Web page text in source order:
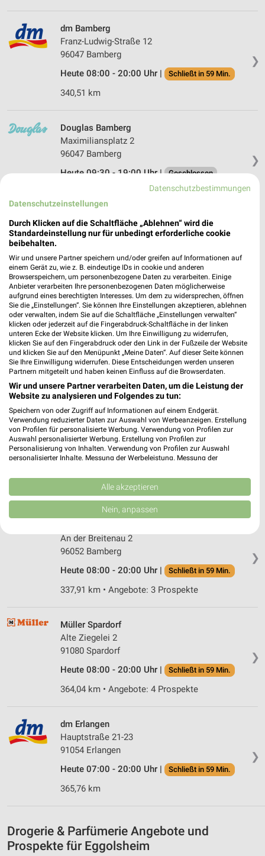
❯
dm Bamberg
Franz-Ludwig-Straße 12
96047 Bamberg
Heute 08:00 - 20:00 Uhr |
Schließt in 59 Min.
340,51 km
❯
Douglas Bamberg
Maximiliansplatz 2
96047 Bamberg
Heute 09:30 - 19:00 Uhr | Geschlossen
Müller Bamberg
Maximiliansplatz 14
96047 Bamberg
Heute 09:00 - 19:00 Uhr | Geschlossen
340,43 km • Angebote: 4 Prospekte
dm Neunkirchen a.Brand
Zum Neuntagwerk 12
91077 Neunkirchen a.Brand
Heute 08:00 - 20:00 Uhr | Schließt in 59 Min.
360,98 km
dm Heßdorf
Im Gewerbepark 3
91093 Heßdorf
❯
An der Breitenau 2
96052 Bamberg
Heute 08:00 - 20:00 Uhr |
Schließt in 59 Min.
337,91 km • Angebote: 3 Prospekte
❯
Müller Spardorf
Alte Ziegelei 2
91080 Spardorf
Heute 08:00 - 20:00 Uhr |
Schließt in 59 Min.
364,04 km • Angebote: 4 Prospekte
❯
dm Erlangen
Hauptstraße 21-23
91054 Erlangen
Heute 07:00 - 20:00 Uhr |
Schließt in 59 Min.
365,76 km
Drogerie & Parfümerie Angebote und
Prospekte für Eggolsheim
Datenschutzbestimmungen
Datenschutzeinstellungen
Durch Klicken auf die Schaltfläche „Ablehnen“ wird die
Standardeinstellung nur für unbedingt erforderliche cookie
beibehalten.
Wir und unsere Partner speichern und/oder greifen auf Informationen auf
einem Gerät zu, wie z. B. eindeutige IDs in cookie und anderen
Browserspeichern, um personenbezogene Daten zu verarbeiten. Einige
Anbieter verarbeiten Ihre personenbezogenen Daten möglicherweise
aufgrund eines berechtigten Interesses. Um dem zu widersprechen, öffnen
Sie die „Einstellungen“. Sie können Ihre Einstellungen akzeptieren, ablehnen
oder verwalten, indem Sie auf die Schaltfläche „Einstellungen verwalten“
klicken oder jederzeit auf die Fingerabdruck-Schaltfläche in der linken
unteren Ecke der Website klicken. Um Ihre Einwilligung zu widerrufen,
klicken Sie auf den Fingerabdruck oder den Link in der Fußzeile der Website
und klicken Sie auf den Menüpunkt „Meine Daten“. Auf dieser Seite können
Sie Ihre Einwilligung widerrufen. Diese Entscheidungen werden unseren
Partnern mitgeteilt und haben keinen Einfluss auf die Browserdaten.
Wir und unsere Partner verarbeiten Daten, um die Leistung der
Website zu analysieren und Folgendes zu tun:
Speichern von oder Zugriff auf Informationen auf einem Endgerät.
Verwendung reduzierter Daten zur Auswahl von Werbeanzeigen. Erstellung
von Profilen für personalisierte Werbung. Verwendung von Profilen zur
Auswahl personalisierter Werbung. Erstellung von Profilen zur
Personalisierung von Inhalten. Verwendung von Profilen zur Auswahl
personalisierter Inhalte. Messung der Werbeleistung. Messung der
Kombinationen von Daten aus verschiedenen Quellen. Entwicklung und
Verbesserung der Angebote. Verwendung reduzierter Daten zur Auswahl
von Inhalten.
Daten können außerhalb der Europäischen Union weitergegeben und in die
Website/App.
Partnerliste anzeigen (1 IAB-Anbieter)
Wir nutzen Ihre Daten für folgende Zwecke:
Verwendung reduzierter Daten zur Auswahl von
Erstellung von Profilen für personalisierte
Erstellung von Profilen zur Personalisierung
von Inhalten
Verwendung von Profilen zur Auswahl
Messung der Performance von Inhalten
Alle akzeptieren
Nein, anpassen